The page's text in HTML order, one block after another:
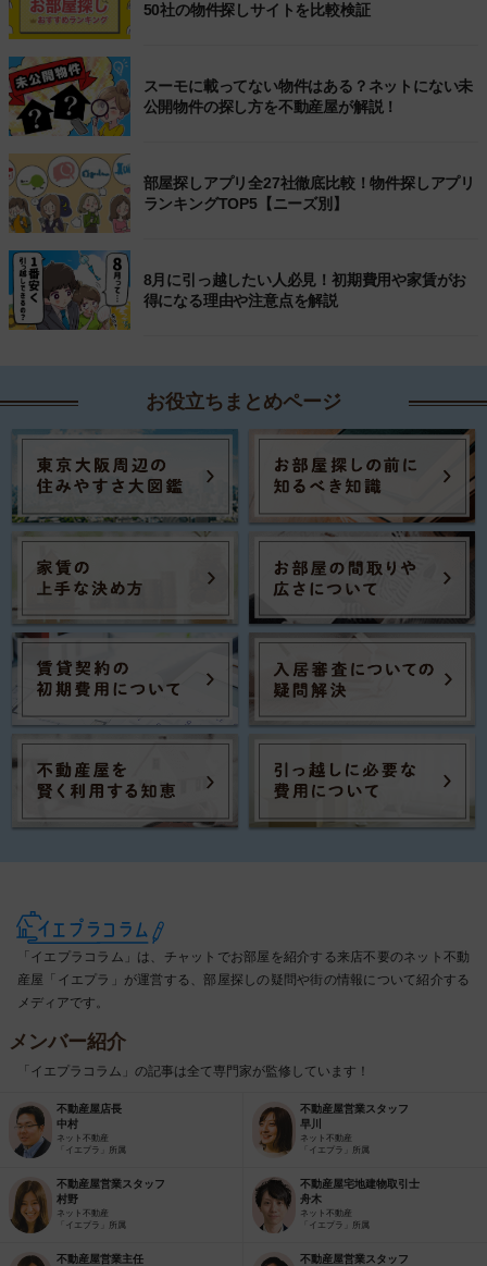
50社の物件探しサイトを比較検証
スーモに載ってない物件はある？ネットにない未
公開物件の探し方を不動産屋が解説！
部屋探しアプリ全27社徹底比較！物件探しアプリ
ランキングTOP5【ニーズ別】
8月に引っ越したい人必見！初期費用や家賃がお
得になる理由や注意点を解説
お役立ちまとめページ
「イエプラコラム」は、チャットでお部屋を紹介する来店不要のネット不動
産屋「イエプラ」が運営する、部屋探しの疑問や街の情報について紹介する
メディアです。
メンバー紹介
「イエプラコラム」の記事は全て専門家が監修しています！
不動産屋店長
中村
ネット不動産
「イエプラ」所属
不動産屋営業スタッフ
早川
ネット不動産
「イエプラ」所属
不動産屋営業スタッフ
村野
ネット不動産
「イエプラ」所属
不動産屋宅地建物取引士
舟木
ネット不動産
「イエプラ」所属
不動産屋営業主任
不動産屋営業スタッフ